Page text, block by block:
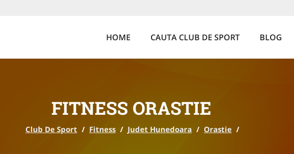
HOME CAUTA CLUB DE SPORT BLOG
FITNESS ORASTIE
Club De Sport / Fitness / Judet Hunedoara / Orastie /